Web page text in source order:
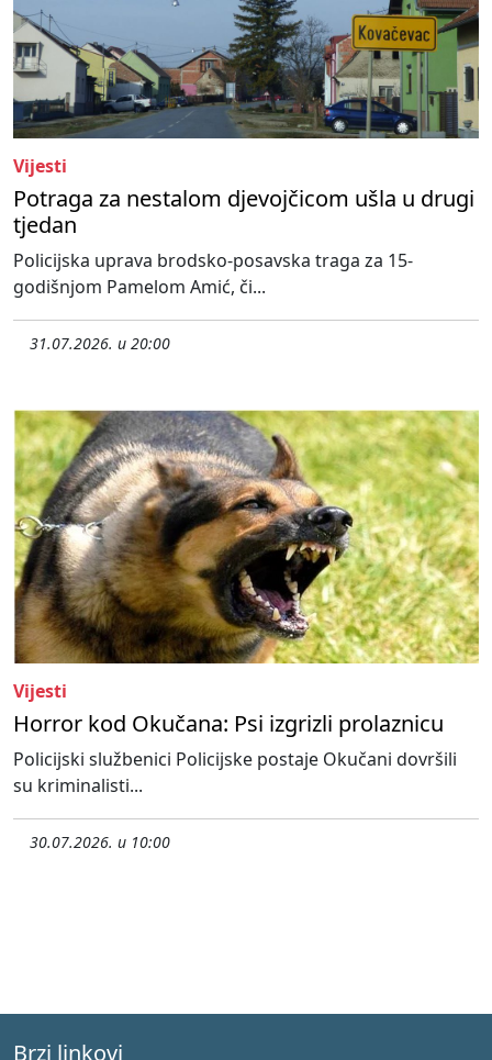
Vijesti
Potraga za nestalom djevojčicom ušla u drugi
tjedan
Policijska uprava brodsko-posavska traga za 15-
godišnjom Pamelom Amić, či...
31.07.2026. u 20:00
Vijesti
Horror kod Okučana: Psi izgrizli prolaznicu
Policijski službenici Policijske postaje Okučani dovršili
su kriminalisti...
30.07.2026. u 10:00
Brzi linkovi